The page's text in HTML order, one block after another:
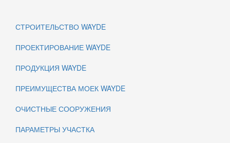
СТРОИТЕЛЬСТВО WAYDE
ПРОЕКТИРОВАНИЕ WAYDE
ПРОДУКЦИЯ WAYDE
ПРЕИМУЩЕСТВА МОЕК WAYDE
ОЧИСТНЫЕ СООРУЖЕНИЯ
ПАРАМЕТРЫ УЧАСТКА